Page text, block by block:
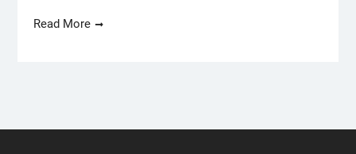
Read More